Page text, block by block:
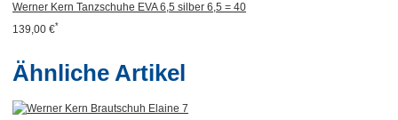
Werner Kern Tanzschuhe EVA 6,5 silber 6,5 = 40
139,00 €*
Ähnliche Artikel